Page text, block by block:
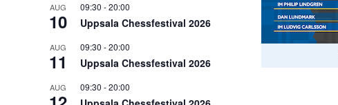
AUG
10
09:30 -20:00
Uppsala Chessfestival 2026
AUG
11
09:30 -20:00
Uppsala Chessfestival 2026
AUG 09:30 -20:00